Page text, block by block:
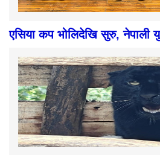
एसिया कप भोलिदेखि सुरु, नेपाली